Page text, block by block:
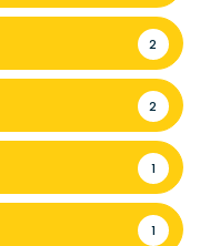
2
2
1
1